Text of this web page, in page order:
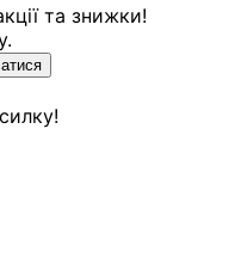
та знижки!